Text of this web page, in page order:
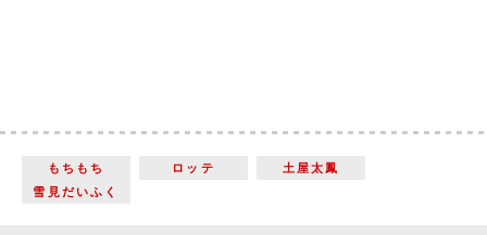
もちもち ロッテ
土屋太鳳
雪見だいふく